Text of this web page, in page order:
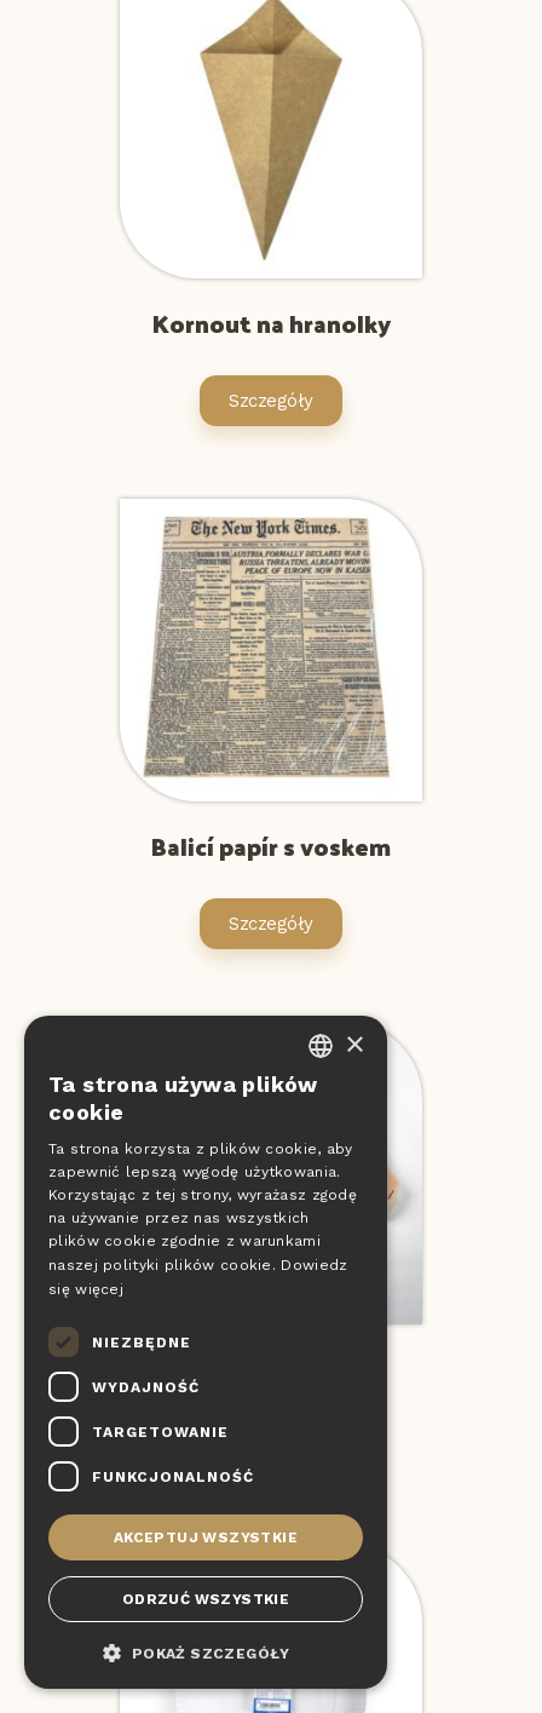
Kornout na hranolky
Szczegóły
Balicí papír s voskem
Szczegóły
Pudełka na pizzę
CZECH
DE
SLOVAK
×
Ta strona używa plików
cookie
Ta strona korzysta z plików cookie, aby
zapewnić lepszą wygodę użytkowania.
Korzystając z tej strony, wyrażasz zgodę
na używanie przez nas wszystkich
plików cookie zgodnie z warunkami
naszej polityki plików cookie. Dowiedz
się więcej
NIEZBĘDNE
WYDAJNOŚĆ
TARGETOWANIE
FUNKCJONALNOŚĆ
AKCEPTUJ WSZYSTKIE
ODRZUĆ WSZYSTKIE
POKAŻ SZCZEGÓŁY